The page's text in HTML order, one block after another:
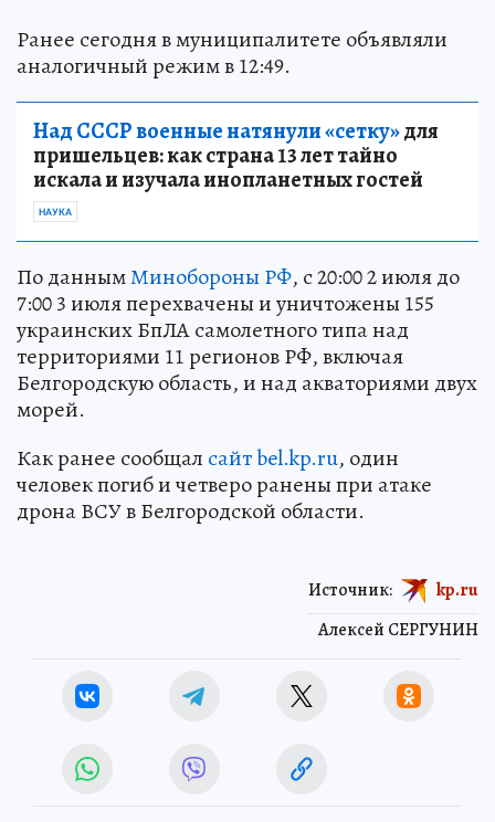
Ранее сегодня в муниципалитете объявляли
аналогичный режим в 12:49.
Над СССР военные натянули «сетку»для
пришельцев: как страна 13 лет тайно
искала и изучала инопланетных гостей
НАУКА
По даннымМинобороны РФ, с 20:00 2 июля до
7:00 3 июля перехвачены и уничтожены 155
украинских БпЛА самолетного типа над
территориями 11 регионов РФ, включая
Белгородскую область, и над акваториями двух
морей.
Как ранее сообщал сайт bel.kp.ru, один
человек погиб и четверо ранены при атаке
дрона ВСУ в Белгородской области.
Алексей СЕРГУНИН
Источник: kp.ru